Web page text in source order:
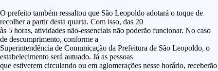
O prefeito também ressaltou que São Leopoldo adotará o toque de
recolher a partir desta quarta. Com isso, das 20
às 5 horas, atividades não-essenciais não poderão funcionar. No caso
de descumprimento, conforme a
Superintendência de Comunicação da Prefeitura de São Leopoldo, o
estabelecimento será autuado. Já as pessoas
que estiverem circulando ou em aglomerações nesse horário, receberão